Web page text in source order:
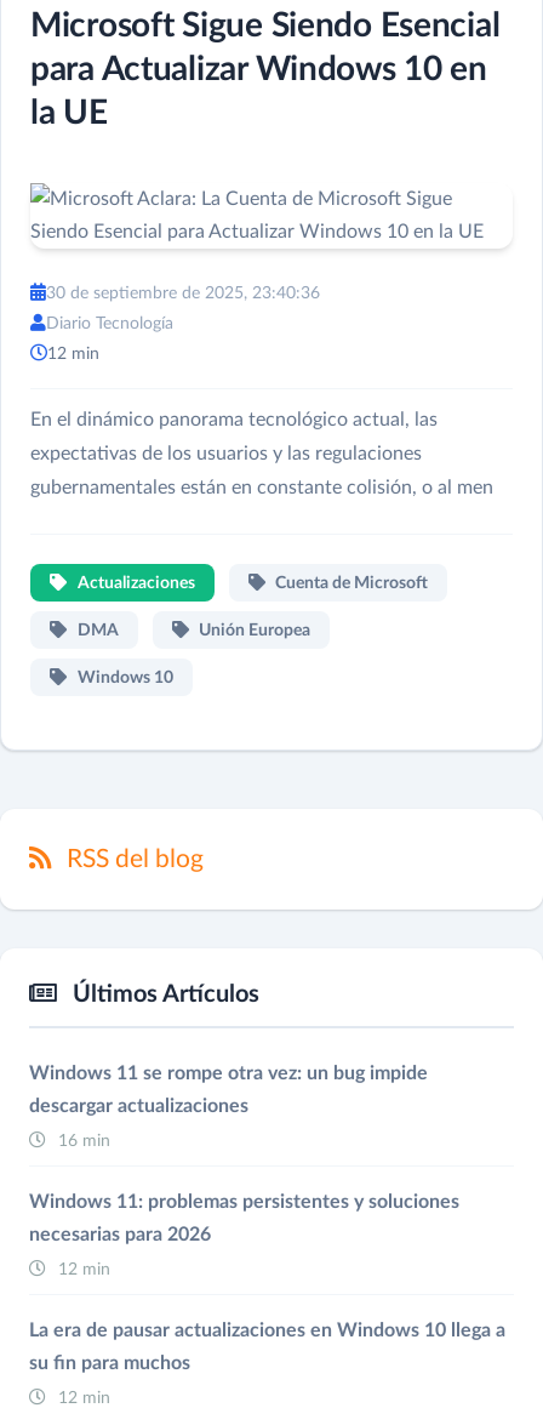
Microsoft Sigue Siendo Esencial
para Actualizar Windows 10 en
la UE
30 de septiembre de 2025, 23:40:36
Diario Tecnología
12 min
En el dinámico panorama tecnológico actual, las
expectativas de los usuarios y las regulaciones
gubernamentales están en constante colisión, o al men
Actualizaciones Cuenta de Microsoft
DMA Unión Europea
Windows 10
RSS del blog
Últimos Artículos
Windows 11 se rompe otra vez: un bug impide
descargar actualizaciones
16 min
Windows 11: problemas persistentes y soluciones
necesarias para 2026
12 min
La era de pausar actualizaciones en Windows 10 llega a
su fin para muchos
12 min